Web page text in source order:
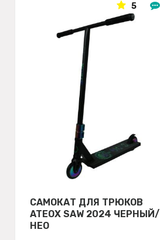
5
САМОКАТ ДЛЯ ТРЮКОВ
ATEOX SAW 2024 ЧЕРНЫЙ/
НЕО